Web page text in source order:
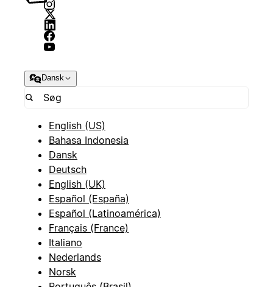
Dansk
English (US)
Bahasa Indonesia
Dansk
Deutsch
English (UK)
Español (España)
Español (Latinoamérica)
Français (France)
Italiano
Nederlands
Norsk